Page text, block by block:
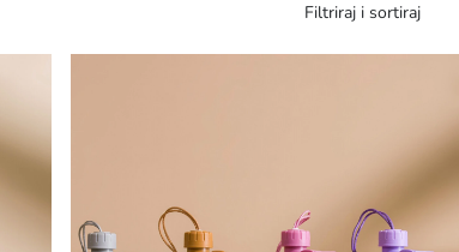
Filtriraj i sortiraj